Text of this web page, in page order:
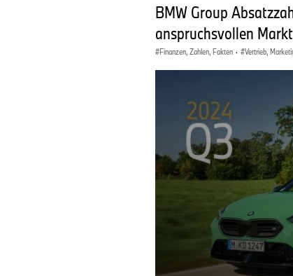
BMW Group
anspruchsvollen
Finanzen, Zahlen, Fakten · Vertrieb,